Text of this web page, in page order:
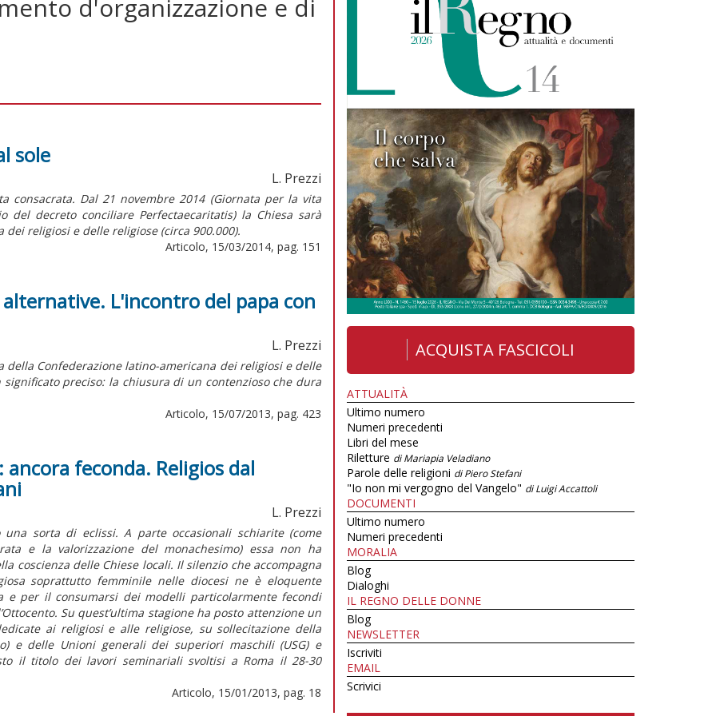
d'organizzazione e di
sole
L. Prezzi
Dal 21 novembre 2014 (Giornata per la vita
del decreto conciliare Perfectaecaritatis) la Chiesa sarà
religiosi e delle religiose (circa 900.000).
Articolo, 15/03/2014, pag. 151
L'incontro del papa con
L. Prezzi
Confederazione latino-americana dei religiosi e delle
significato preciso: la chiusura di un contenzioso che dura
Articolo, 15/07/2013, pag. 423
feconda. Religios dal
L. Prezzi
sorta di eclissi. A parte occasionali schiarite (come
e la valorizzazione del monachesimo) essa non ha
coscienza delle Chiese locali. Il silenzio che accompagna
soprattutto femminile nelle diocesi ne è eloquente
e per il consumarsi dei modelli particolarmente fecondi
Su quest’ultima stagione ha posto attenzione un
ai religiosi e alle religiose, su sollecitazione della
e delle Unioni generali dei superiori maschili (USG) e
il titolo dei lavori seminariali svoltisi a Roma il 28-30
Articolo, 15/01/2013, pag. 18
ACQUISTA FASCICOLI
ATTUALITÀ
Ultimo numero
Numeri precedenti
Libri del mese
Riletture di Mariapia Veladiano
Parole delle religioni di Piero Stefani
"Io non mi vergogno del Vangelo" di Luigi Accattoli
DOCUMENTI
Ultimo numero
Numeri precedenti
MORALIA
Blog
Dialoghi
IL REGNO DELLE DONNE
Blog
NEWSLETTER
Iscriviti
EMAIL
Scrivici